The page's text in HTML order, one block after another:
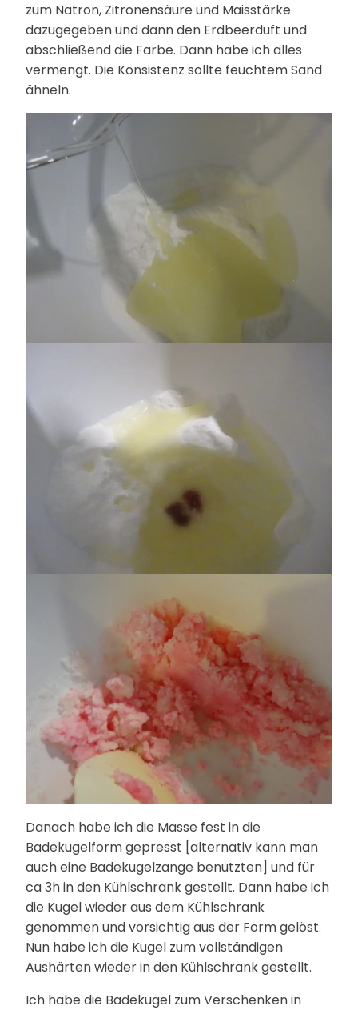
zum Natron, Zitronensäure und Maisstärke
dazugegeben und dann den Erdbeerduft und
abschließend die Farbe. Dann habe ich alles
vermengt. Die Konsistenz sollte feuchtem Sand
ähneln.
Danach habe ich die Masse fest in die
Badekugelform gepresst [alternativ kann man
auch eine Badekugelzange benutzten] und für
ca 3h in den Kühlschrank gestellt. Dann habe ich
die Kugel wieder aus dem Kühlschrank
genommen und vorsichtig aus der Form gelöst.
Nun habe ich die Kugel zum vollständigen
Aushärten wieder in den Kühlschrank gestellt.
Ich habe die Badekugel zum Verschenken in